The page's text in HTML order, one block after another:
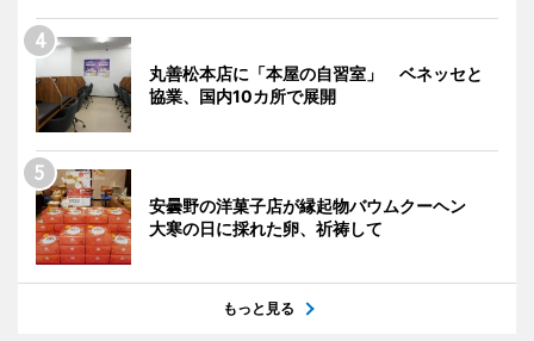
丸善松本店に「本屋の自習室」 ベネッセと
協業、国内10カ所で展開
安曇野の洋菓子店が縁起物バウムクーヘン
大寒の日に採れた卵、祈祷して
もっと見る